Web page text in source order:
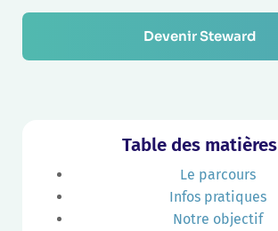
Devenir Steward
Table des matières
Le parcours
Infos pratiques
Notre objectif